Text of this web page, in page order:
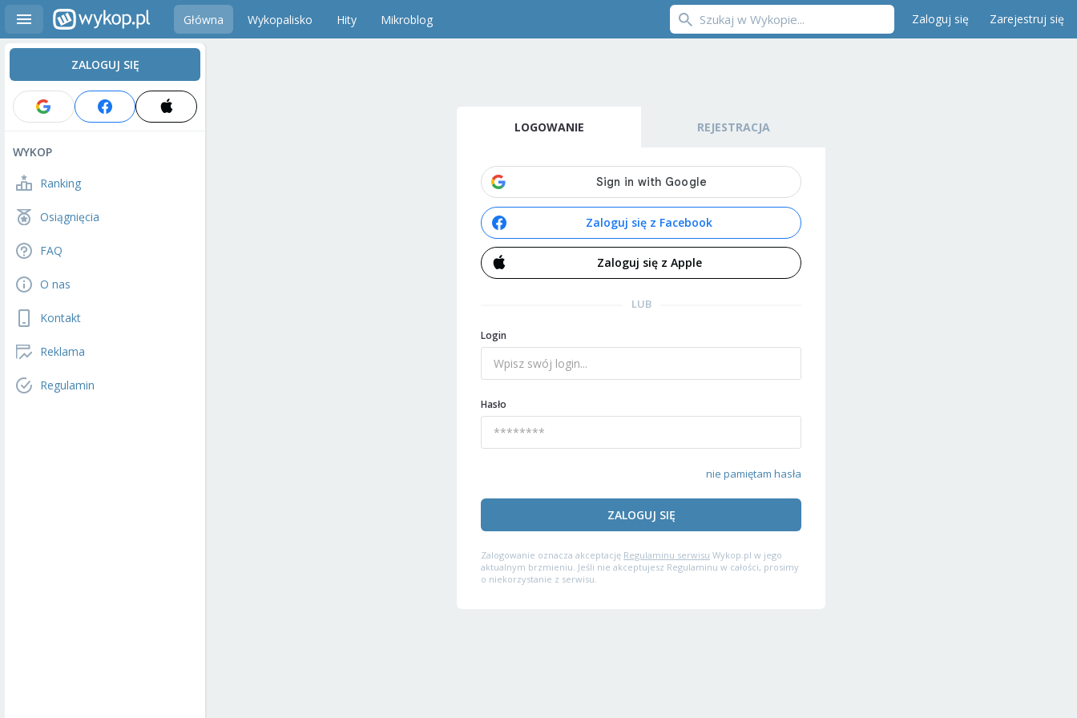
Główna Wykopalisko Hity Mikroblog Zaloguj się Zarejestruj się
ZALOGUJ SIĘ
WYKOP
Ranking
Osiągnięcia
FAQ
O nas
Kontakt
Reklama
Regulamin
LOGOWANIE REJESTRACJA
Zaloguj się z Facebook
Zaloguj się z Apple
LUB
Login
Hasło
nie pamiętam hasła
ZALOGUJ SIĘ
Zalogowanie oznacza akceptację Regulaminu serwisu Wykop.pl w jego
aktualnym brzmieniu. Jeśli nie akceptujesz Regulaminu w całości, prosimy
o niekorzystanie z serwisu.